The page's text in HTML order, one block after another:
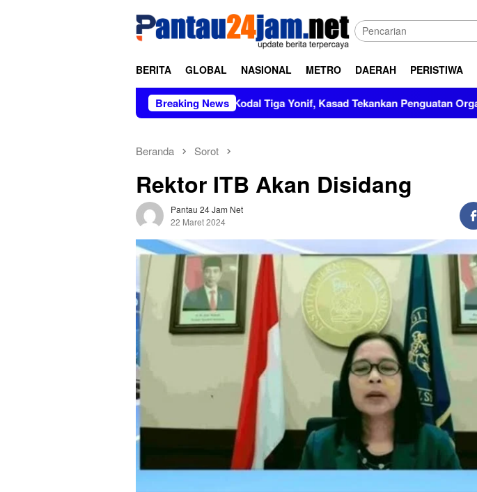
BERITA GLOBAL NASIONAL METRO DAERAH PERISTIWA
Breaking News
Pimpin Sertijab dan Alih Kodal Tiga Yonif, Kasad Tekankan Penguatan Organisasi TNI AD
Beranda Sorot
Rektor ITB Akan Disidang
Pantau 24 Jam Net
22 Maret 2024